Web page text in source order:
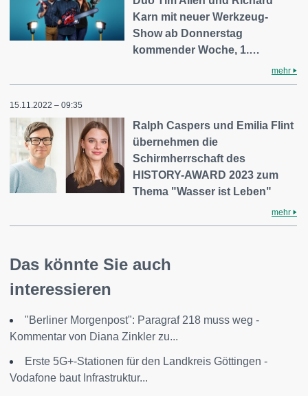
Karn mit neuer Werkzeug-
Show ab Donnerstag
kommender Woche, 1.…
mehr
15.11.2022 – 09:35
Ralph Caspers und Emilia Flint
übernehmen die
Schirmherrschaft des
HISTORY-AWARD 2023 zum
Thema "Wasser ist Leben"
mehr
Das könnte Sie auch
interessieren
"Berliner Morgenpost": Paragraf 218 muss weg -
Kommentar von Diana Zinkler zu...
Erste 5G+-Stationen für den Landkreis Göttingen -
Vodafone baut Infrastruktur...